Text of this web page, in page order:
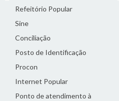
Refeitório Popular
Sine
Conciliação
Posto de Identificação
Procon
Internet Popular
Ponto de atendimento à